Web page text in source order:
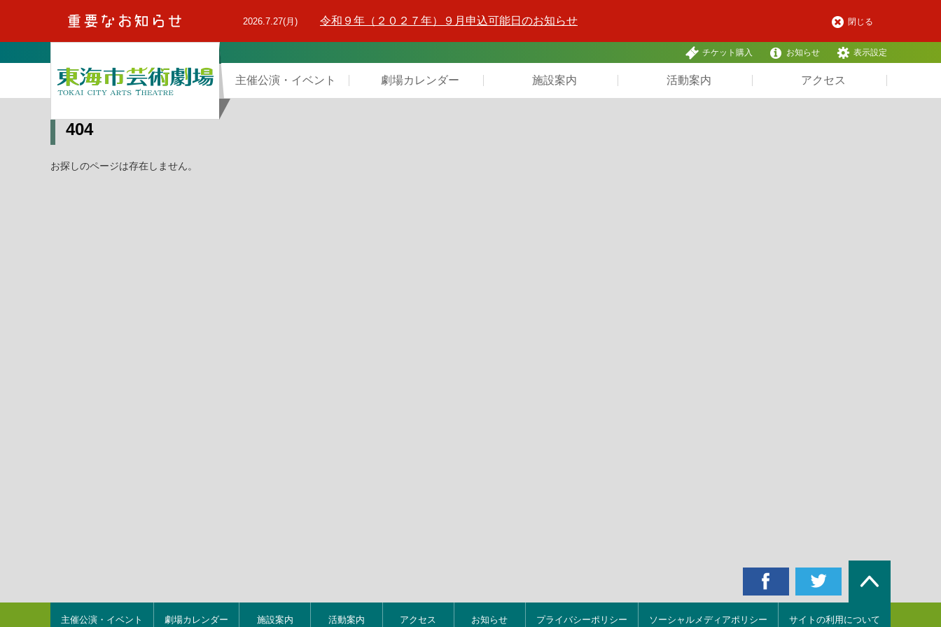
2026.7.27(月) 令和９年（２０２７年）９月申込可能日のお知らせ 閉じる
チケット購入 お知らせ 表示設定
主催公演・イベント 劇場カレンダー 施設案内 活動案内 アクセス
404
お探しのページは存在しません。
主催公演・イベント 劇場カレンダー 施設案内 活動案内 アクセス お知らせ プライバシーポリシー ソーシャルメディアポリシー サイトの利用について